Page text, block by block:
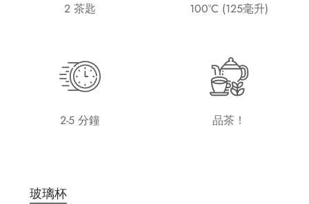
2 茶匙 100°C (125毫升)
2-5 分鐘 品茶！
玻璃杯